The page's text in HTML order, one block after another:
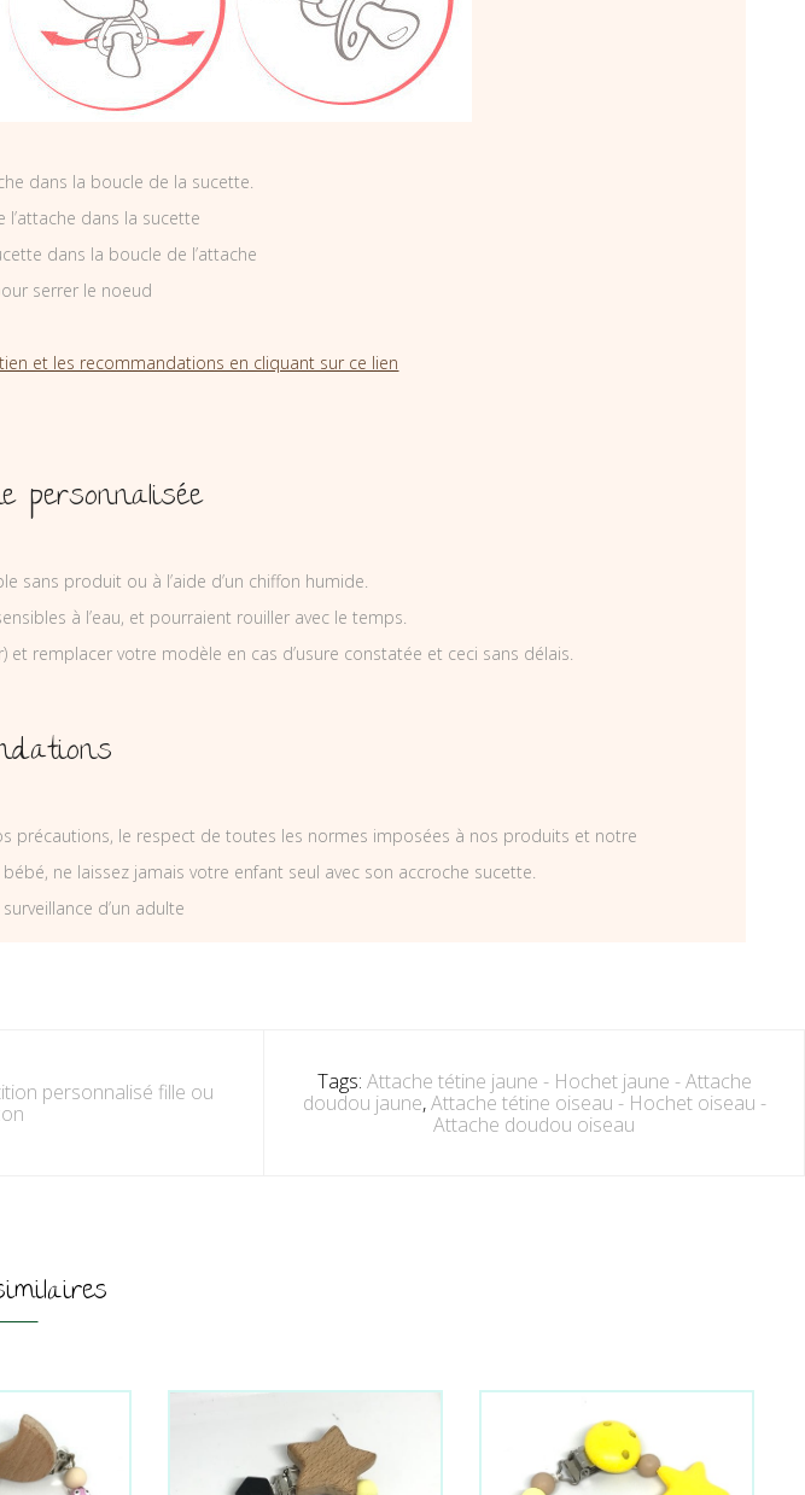
dans la boucle de la sucette.
l’attache dans la sucette
dans la boucle de l’attache
serrer le noeud
et les recommandations en cliquant sur ce lien
personnalisée
sans produit ou à l’aide d’un chiffon humide.
à l’eau, et pourraient rouiller avec le temps.
remplacer votre modèle en cas d’usure constatée et ceci sans délais.
précautions, le respect de toutes les normes imposées à nos produits et notre
ne laissez jamais votre enfant seul avec son accroche sucette.
d’un adulte
personnalisé fille ou
Tags: Attache tétine jaune - Hochet jaune - Attache
doudou jaune,Attache tétine oiseau - Hochet oiseau -
Attache doudou oiseau